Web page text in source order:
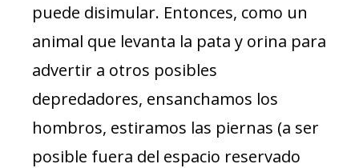
puede disimular. Entonces, como un
animal que levanta la pata y orina para
advertir a otros posibles
depredadores, ensanchamos los
hombros, estiramos las piernas (a ser
posible fuera del espacio reservado